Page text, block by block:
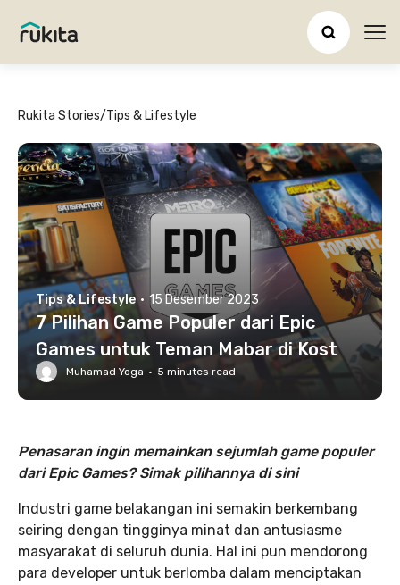
Rukita Stories/Tips & Lifestyle
Tips & Lifestyle · 15 Desember 2023
7 Pilihan Game Populer dari Epic
Games untuk Teman Mabar di Kost
Muhamad Yoga · 5 minutes read
Penasaran ingin memainkan sejumlah game populer
dari Epic Games? Simak pilihannya di sini
Industri game belakangan ini semakin berkembang
seiring dengan tingginya minat dan antusiasme
masyarakat di seluruh dunia. Hal ini pun mendorong
para developer untuk berlomba dalam menciptakan